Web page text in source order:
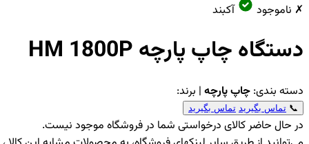
✗ ناموجود
آکبند
دستگاه چاپ پارچه HM 1800P
دسته بندی: چاپ پارچه | برند:
📞 تماس بگیرید تماس بگیرید
در حال حاضر کالای درخواستی شما در فروشگاه موجود نیست.